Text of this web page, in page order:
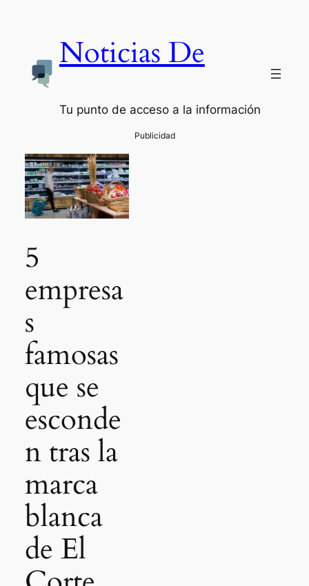
Noticias De
Tu punto de acceso a la información
5
empresa
s
famosas
que se
esconde
n tras la
marca
blanca
de El